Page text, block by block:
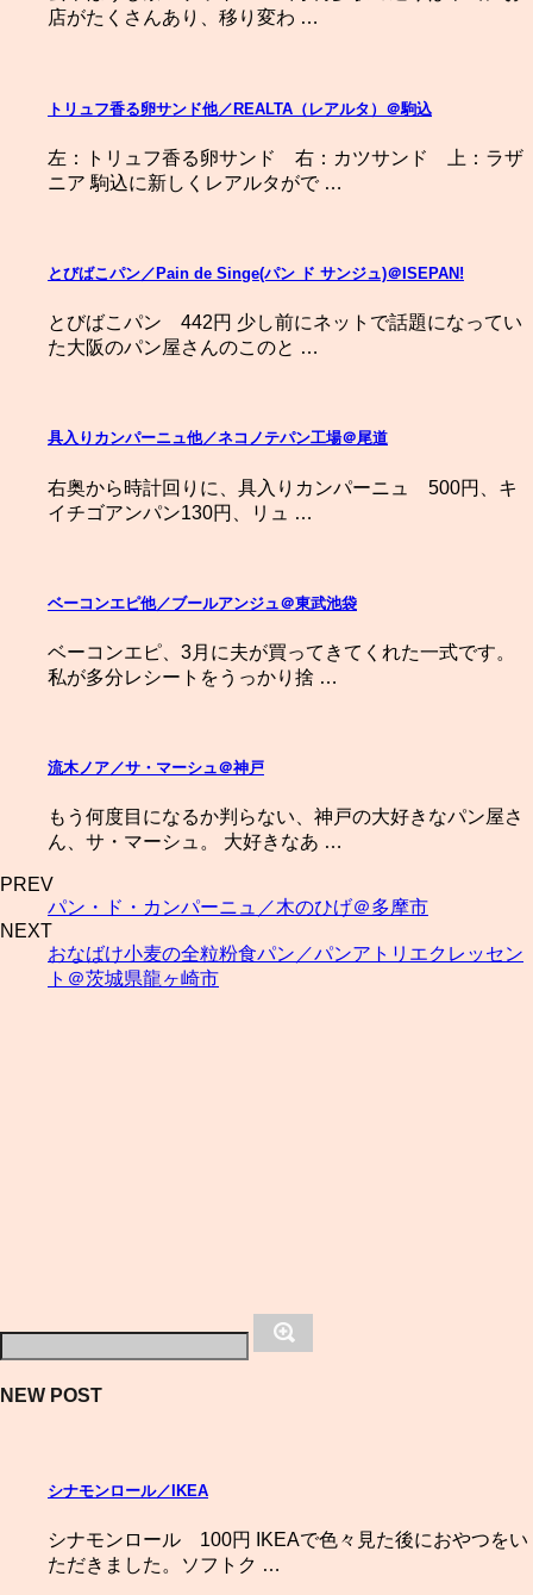
店がたくさんあり、移り変わ …
トリュフ香る卵サンド他／REALTA（レアルタ）＠駒込
左：トリュフ香る卵サンド 右：カツサンド 上：ラザ
ニア 駒込に新しくレアルタがで …
とびばこパン／Pain de Singe(パン ド サンジュ)＠ISEPAN!
とびばこパン 442円 少し前にネットで話題になってい
た大阪のパン屋さんのこのと …
具入りカンパーニュ他／ネコノテパン工場＠尾道
右奥から時計回りに、具入りカンパーニュ 500円、キ
イチゴアンパン130円、リュ …
ベーコンエピ他／ブールアンジュ＠東武池袋
ベーコンエピ、3月に夫が買ってきてくれた一式です。
私が多分レシートをうっかり捨 …
流木ノア／サ・マーシュ＠神戸
もう何度目になるか判らない、神戸の大好きなパン屋さ
ん、サ・マーシュ。 大好きなあ …
PREV
パン・ド・カンパーニュ／木のひげ＠多摩市
NEXT
おなばけ小麦の全粒粉食パン／パンアトリエクレッセン
ト＠茨城県龍ヶ崎市
NEW POST
シナモンロール／IKEA
シナモンロール 100円 IKEAで色々見た後におやつをい
ただきました。ソフトク …